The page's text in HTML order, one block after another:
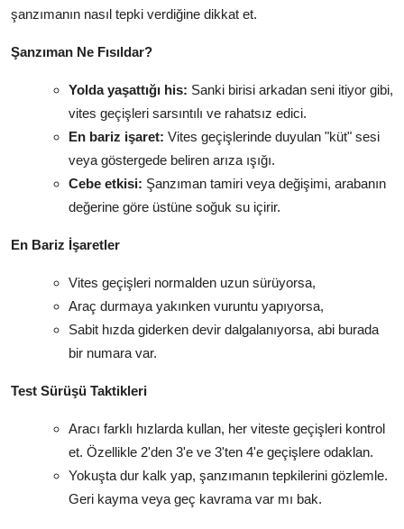
şanzımanın nasıl tepki verdiğine dikkat et.
Şanzıman Ne Fısıldar?
Yolda yaşattığı his: Sanki birisi arkadan seni itiyor gibi,
vites geçişleri sarsıntılı ve rahatsız edici.
En bariz işaret: Vites geçişlerinde duyulan "küt" sesi
veya göstergede beliren arıza ışığı.
Cebe etkisi: Şanzıman tamiri veya değişimi, arabanın
değerine göre üstüne soğuk su içirir.
En Bariz İşaretler
Vites geçişleri normalden uzun sürüyorsa,
Araç durmaya yakınken vuruntu yapıyorsa,
Sabit hızda giderken devir dalgalanıyorsa, abi burada
bir numara var.
Test Sürüşü Taktikleri
Aracı farklı hızlarda kullan, her viteste geçişleri kontrol
et. Özellikle 2'den 3'e ve 3'ten 4'e geçişlere odaklan.
Yokuşta dur kalk yap, şanzımanın tepkilerini gözlemle.
Geri kayma veya geç kavrama var mı bak.